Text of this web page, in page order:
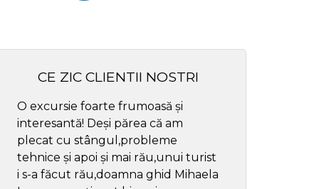
CE ZIC CLIENTII NOSTRI
O excursie foarte frumoasă și
interesantă! Deși părea că am
plecat cu stângul,probleme
tehnice și apoi și mai rău,unui turist
i s-a făcut rău,doamna ghid Mihaela